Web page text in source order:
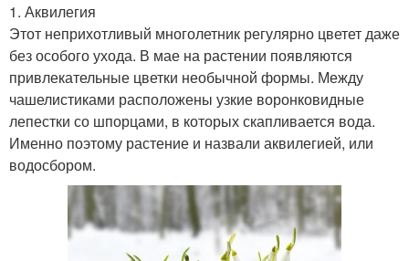
1. Аквилегия
Этот неприхотливый многолетник регулярно цветет даже
без особого ухода. В мае на растении появляются
привлекательные цветки необычной формы. Между
чашелистиками расположены узкие воронковидные
лепестки со шпорцами, в которых скапливается вода.
Именно поэтому растение и назвали аквилегией, или
водосбором.